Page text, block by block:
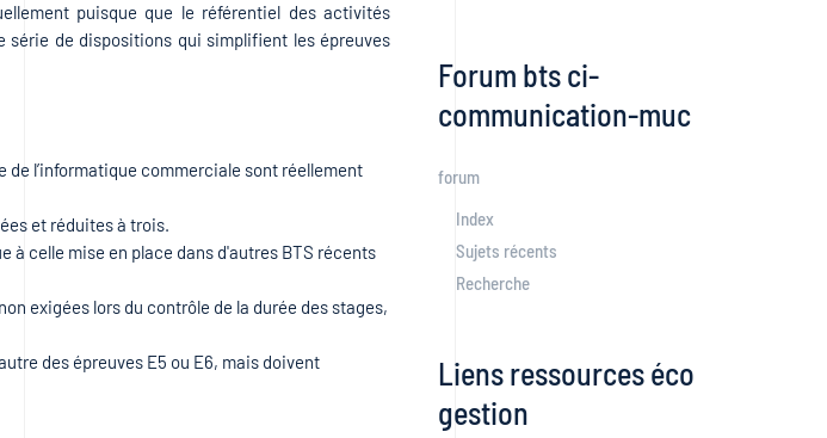
puisque que le référentiel des activités
série de dispositions qui simplifient les épreuves
de l’informatique commerciale sont réellement
et réduites à trois.
à celle mise en place dans d'autres BTS récents
exigées lors du contrôle de la durée des stages,
des épreuves E5 ou E6, mais doivent
Forum bts ci-
communication-muc
forum
Index
Sujets récents
Recherche
Liens ressources éco
gestion